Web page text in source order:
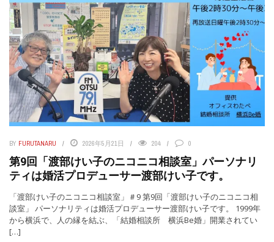
BY FURUTANARU 2026年5月21日 204 0
第9回「渡部けい子のニコニコ相談室」パーソナリ
ティは婚活プロデューサー渡部けい子です。
「渡部けい子のニコニコ相談室」＃9 第9回「渡部けい子のニコニコ相
談室」 パーソナリティは婚活プロデューサー渡部けい子です。 1999年
から横浜で、人の縁を結ぶ、「結婚相談所 横浜Be婚」開業されてい
[…]